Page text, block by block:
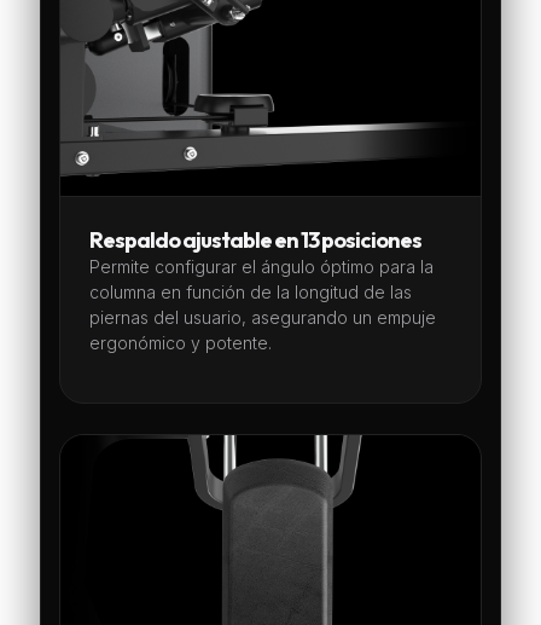
Respaldo ajustable en 13 posiciones
Permite configurar el ángulo óptimo para la
columna en función de la longitud de las
piernas del usuario, asegurando un empuje
ergonómico y potente.